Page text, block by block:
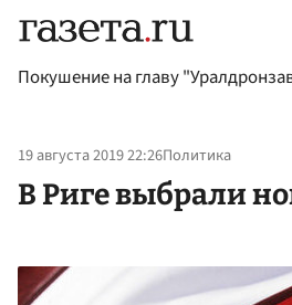
Покушение на главу
19 августа 2019 22:26Политика
В Риге выбрали